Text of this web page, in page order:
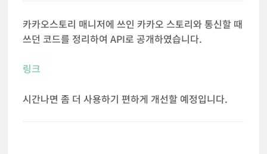
카카오스토리 매니저에 쓰인 카카오 스토리와 통신할 때
쓰던 코드를 정리하여 API로 공개하였습니다.
링크
시간나면 좀 더 사용하기 편하게 개선할 예정입니다.